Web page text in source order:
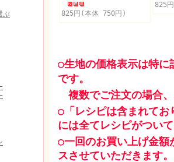
825円(本体 750円)
825
○生地の価格表示は特に
です。
複数でご注文の場合
○「レシピは含まれてお
には全てレシピがつい
○一回のお買い上げ金
スさせていただきます。